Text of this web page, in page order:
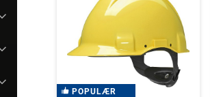
POPULÆR